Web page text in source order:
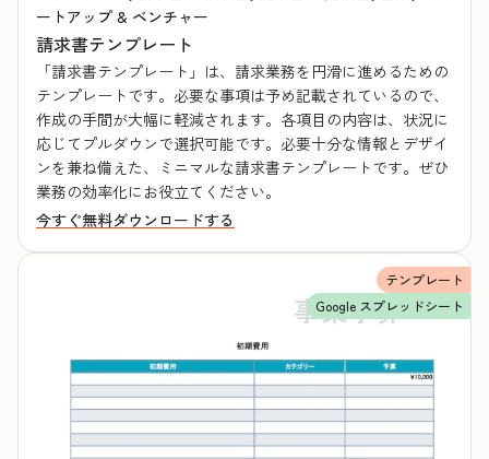
ートアップ & ベンチャー
請求書テンプレート
「請求書テンプレート」は、請求業務を円滑に進めるための
テンプレートです。必要な事項は予め記載されているので、
作成の手間が大幅に軽減されます。各項目の内容は、状況に
応じてプルダウンで選択可能です。必要十分な情報とデザイ
ンを兼ね備えた、ミニマルな請求書テンプレートです。ぜひ
業務の効率化にお役立てください。
今すぐ無料ダウンロードする
テンプレート
Google スプレッドシート